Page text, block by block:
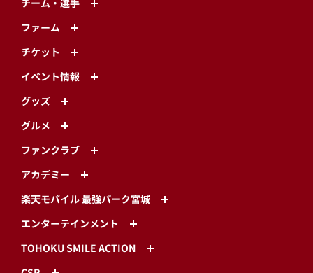
チーム・選手
ファーム
チケット
イベント情報
グッズ
グルメ
ファンクラブ
アカデミー
楽天モバイル 最強パーク宮城
エンターテインメント
TOHOKU SMILE ACTION